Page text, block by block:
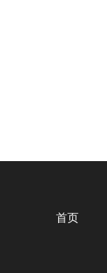
首页